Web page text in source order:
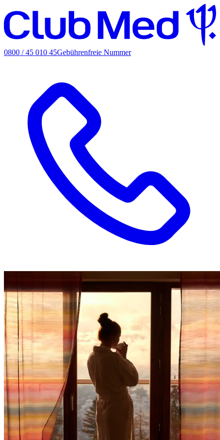
0800 / 45 010 45Gebührenfreie Nummer